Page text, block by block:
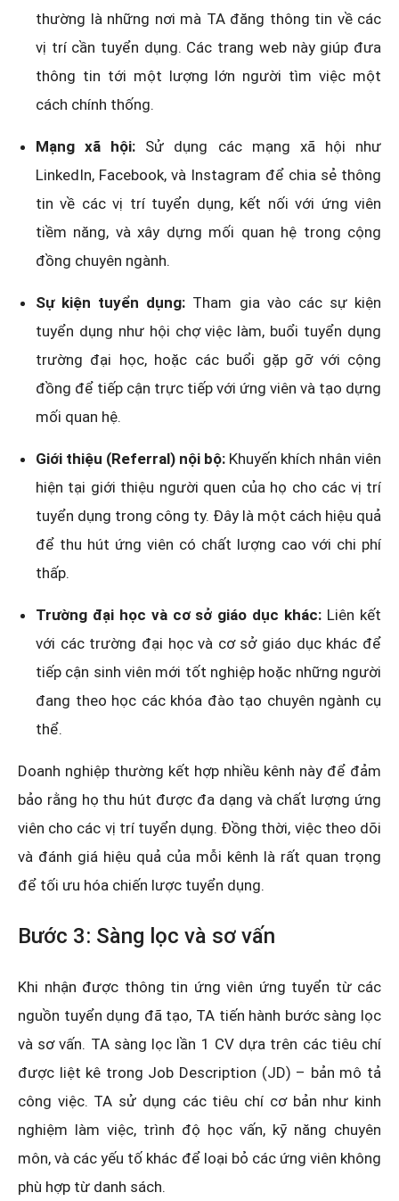
thường là những nơi mà TA đăng thông tin về các
vị trí cần tuyển dụng. Các trang web này giúp đưa
thông tin tới một lượng lớn người tìm việc một
cách chính thống.
Mạng xã hội: Sử dụng các mạng xã hội như
LinkedIn, Facebook, và Instagram để chia sẻ thông
tin về các vị trí tuyển dụng, kết nối với ứng viên
tiềm năng, và xây dựng mối quan hệ trong cộng
đồng chuyên ngành.
Sự kiện tuyển dụng: Tham gia vào các sự kiện
tuyển dụng như hội chợ việc làm, buổi tuyển dụng
trường đại học, hoặc các buổi gặp gỡ với cộng
đồng để tiếp cận trực tiếp với ứng viên và tạo dựng
mối quan hệ.
Giới thiệu (Referral) nội bộ: Khuyến khích nhân viên
hiện tại giới thiệu người quen của họ cho các vị trí
tuyển dụng trong công ty. Đây là một cách hiệu quả
để thu hút ứng viên có chất lượng cao với chi phí
thấp.
Trường đại học và cơ sở giáo dục khác: Liên kết
với các trường đại học và cơ sở giáo dục khác để
tiếp cận sinh viên mới tốt nghiệp hoặc những người
đang theo học các khóa đào tạo chuyên ngành cụ
thể.
Doanh nghiệp thường kết hợp nhiều kênh này để đảm
bảo rằng họ thu hút được đa dạng và chất lượng ứng
viên cho các vị trí tuyển dụng. Đồng thời, việc theo dõi
và đánh giá hiệu quả của mỗi kênh là rất quan trọng
để tối ưu hóa chiến lược tuyển dụng.
Bước 3: Sàng lọc và sơ vấn
Khi nhận được thông tin ứng viên ứng tuyển từ các
nguồn tuyển dụng đã tạo, TA tiến hành bước sàng lọc
và sơ vấn. TA sàng lọc lần 1 CV dựa trên các tiêu chí
được liệt kê trong Job Description (JD) – bản mô tả
công việc. TA sử dụng các tiêu chí cơ bản như kinh
nghiệm làm việc, trình độ học vấn, kỹ năng chuyên
môn, và các yếu tố khác để loại bỏ các ứng viên không
phù hợp từ danh sách.